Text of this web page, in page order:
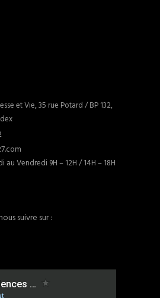
et Vie, 35 rue Potard / BP 132,
au Vendredi 9H – 12H / 14H – 18H
suivre sur :